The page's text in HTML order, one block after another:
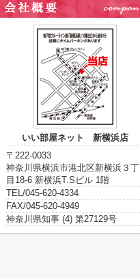
いい部屋ネット 新横浜店
〒222-0033
神奈川県横浜市港北区新横浜３丁
目18-6 新横浜T.Sビル 1階
TEL/045-620-4334
FAX/045-620-4949
神奈川県知事 (4) 第27129号